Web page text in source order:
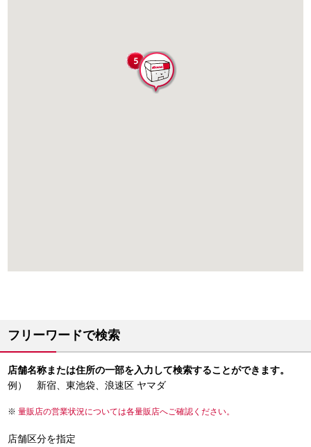
フリーワードで検索
店舗名称または住所の一部を入力して検索することができます。
例） 新宿、東池袋、浪速区 ヤマダ
量販店の営業状況については各量販店へご確認ください。
店舗区分を指定